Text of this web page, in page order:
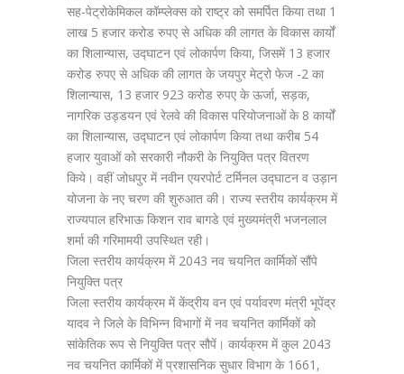
सह-पेट्रोकेमिकल कॉम्प्लेक्स को राष्ट्र को समर्पित किया तथा 1
लाख 5 हजार करोड रुपए से अधिक की लागत के विकास कार्यों
का शिलान्यास, उद्घाटन एवं लोकार्पण किया, जिसमें 13 हजार
करोड रुपए से अधिक की लागत के जयपुर मेट्रो फेज -2 का
शिलान्यास, 13 हजार 923 करोड रुपए के ऊर्जा, सड़क,
नागरिक उड्डयन एवं रेलवे की विकास परियोजनाओं के 8 कार्यों
का शिलान्यास, उद्घाटन एवं लोकार्पण किया तथा करीब 54
हजार युवाओं को सरकारी नौकरी के नियुक्ति पत्र वितरण
किये। वहीं जोधपुर में नवीन एयरपोर्ट टर्मिनल उद्घाटन व उड़ान
योजना के नए चरण की शुरुआत की। राज्य स्तरीय कार्यक्रम में
राज्यपाल हरिभाऊ किशन राव बागडे एवं मुख्यमंत्री भजनलाल
शर्मा की गरिमामयी उपस्थित रही।
जिला स्तरीय कार्यक्रम में 2043 नव चयनित कार्मिकों सौंपे
नियुक्ति पत्र
जिला स्तरीय कार्यक्रम में केंद्रीय वन एवं पर्यावरण मंत्री भूपेंद्र
यादव ने जिले के विभिन्न विभागों में नव चयनित कार्मिकों को
सांकेतिक रूप से नियुक्ति पत्र सौपें। कार्यक्रम में कुल 2043
नव चयनित कार्मिकों में प्रशासनिक सुधार विभाग के 1661,